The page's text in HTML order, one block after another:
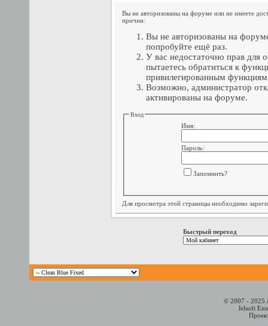
Вы не авторизованы на форуме или не имеете
причин:
Вы не авторизованы на
попробуйте ещё раз.
У вас недостаточно прав для
пытаетесь обратиться к
привилегированным
Возможно, администратор
активированы на форуме.
Вход
Имя:
Пароль:
Запомнить?
Для просмотра этой страницы необходимо
Быстрый переход
© 2007 - 2025
Jelsoft